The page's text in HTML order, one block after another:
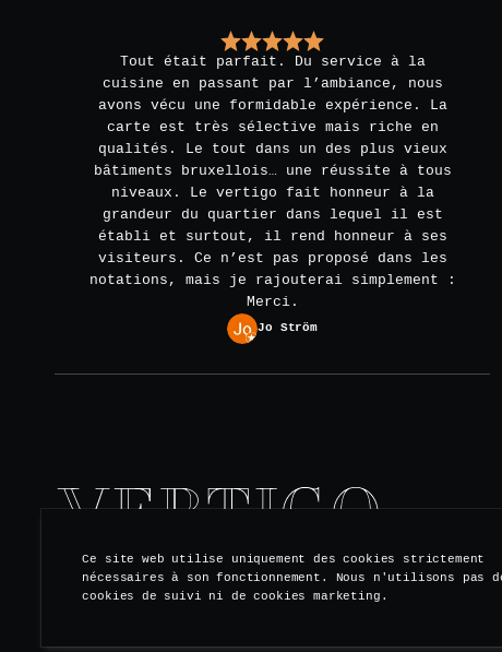
Tout était parfait. Du service à la
cuisine en passant par l’ambiance, nous
avons vécu une formidable expérience. La
carte est très sélective mais riche en
qualités. Le tout dans un des plus vieux
bâtiments bruxellois… une réussite à tous
niveaux. Le vertigo fait honneur à la
grandeur du quartier dans lequel il est
établi et surtout, il rend honneur à ses
visiteurs. Ce n’est pas proposé dans les
notations, mais je rajouterai simplement :
Merci.
Jo Ström
Ce site web utilise uniquement des cookies strictement
nécessaires à son fonctionnement. Nous n'utilisons pas
cookies de suivi ni de cookies marketing.